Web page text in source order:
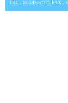
TEL：03-3457-1271 FAX：